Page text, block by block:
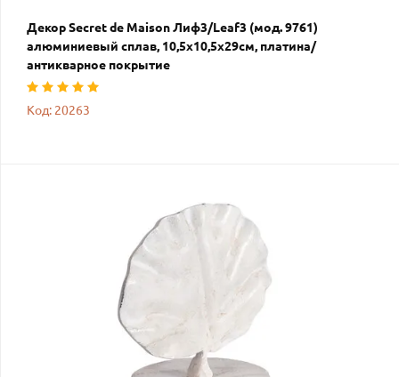
Декор Secret de Maison Лиф3/Leaf3 (мод. 9761)
алюминиевый сплав, 10,5х10,5х29см, платина/
антикварное покрытие
Код: 20263